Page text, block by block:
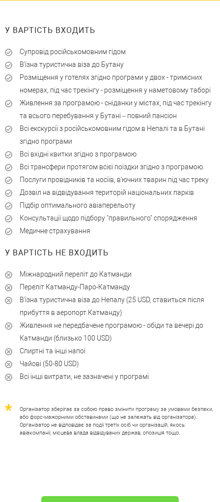
У ВАРТІСТЬ ВХОДИТЬ
Супровід російськомовним гідом
В'їзна туристична віза до Бутану
Розміщення у готелях згідно програми у двох - тримісних
номерах, під час трекінгу - розміщення у наметовому таборі
Живлення за програмою - сніданки у містах, під час трекінгу
та всього перебування у Бутані – повний пансіон
Всі екскурсії з російськомовним гідом в Непалі та в Бутані
згідно програми
Всі вхідні квитки згідно з програмою
Всі трансфери протягом всієї поїздки згідно з програмою.
Послуги провідників та носіїв, в'ючних тварин під час треку
Дозвіл на відвідування територій національних парків
Підбір оптимального авіаперельоту
Консультації щодо підбору "правильного" спорядження
Медичне страхування
У ВАРТІСТЬ НЕ ВХОДИТЬ
Міжнародний переліт до Катманди
Переліт Катманду-Паро-Катманду
В'їзна туристична віза до Непалу (25 USD, ставиться після
прибуття в аеропорт Катманду)
Живлення не передбачене програмою - обіди та вечері до
Катманди (близько 100 USD)
Спиртні та інші напої
Чайові (50-80 USD)
Всі інші витрати, не зазначені у програмі
Організатор зберігає за собою право змінити програму за умовами безпеки,
або форс-мажорними обставинами (що не залежать від організатора).
Організатор не відповідає за події третіх осіб чи організацій, якось:
авіакомпанії, місцева влада відвідуваних держав, опозиція тощо.